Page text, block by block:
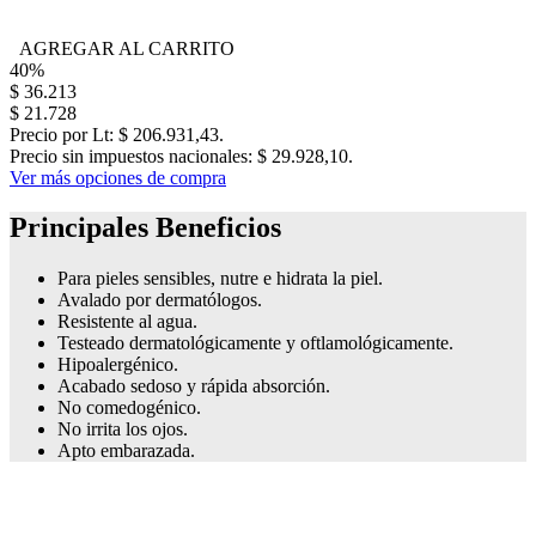
AGREGAR AL CARRITO
40%
$ 36.213
$ 21.728
Precio por Lt: $ 206.931,43.
Precio sin impuestos nacionales: $ 29.928,10.
Ver más opciones de compra
Principales Beneficios
Para pieles sensibles, nutre e hidrata la piel.
Avalado por dermatólogos.
Resistente al agua.
Testeado dermatológicamente y oftlamológicamente.
Hipoalergénico.
Acabado sedoso y rápida absorción.
No comedogénico.
No irrita los ojos.
Apto embarazada.